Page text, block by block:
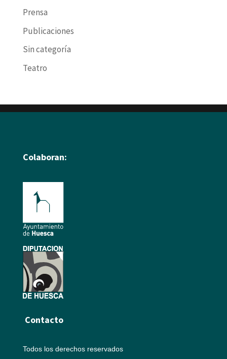
Prensa
Publicaciones
Sin categoría
Teatro
Colaboran:
Contacto
Todos los derechos reservados